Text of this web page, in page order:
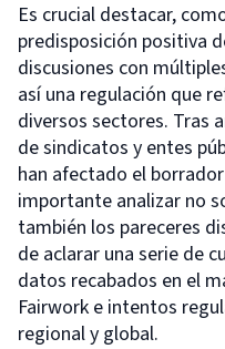
Es crucial destacar,
predisposición positiva
discusiones con
así una regulación que
diversos sectores. Tras
de sindicatos y entes
han afectado el
importante analizar no
también los pareceres
de aclarar una serie de
datos recabados en el
Fairwork e intentos
regional y global.